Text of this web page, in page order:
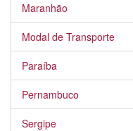
Maranhão
Modal de Transporte
Paraíba
Pernambuco
Sergipe